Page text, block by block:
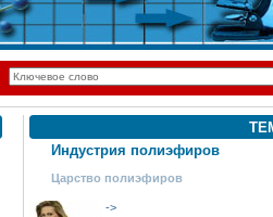
Индустрия полиэфиров
Царство полиэфиров
->